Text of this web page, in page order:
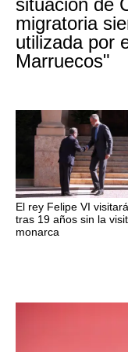
migratoria
utilizada por
Marruecos"
El rey Felipe VI
tras 19 años sin la
monarca